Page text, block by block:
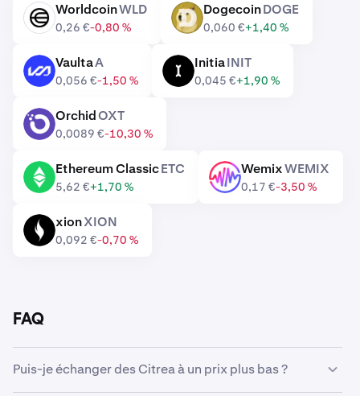
WLD WorldcoinWLD
0,26 €-0,80 %
DOGE DogecoinDOGE
0,060 €+1,40 %
A VaultaA
0,056 €-1,50 %
InitiaINIT
0,045 €+1,90 %
OXT OrchidOXT
0,0089 €-10,30 %
ETC Ethereum ClassicETC
5,62 €+1,70 %
WEMIX WemixWEMIX
0,17 €-3,50 %
XION xionXION
0,092 €-0,70 %
FAQ
Puis-je échanger des Citrea à un prix plus bas ?